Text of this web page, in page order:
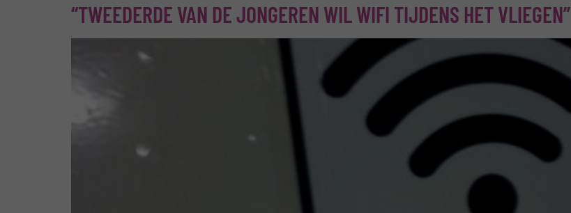
“TWEEDERDE VAN DE JONGEREN WIL WIFI TIJDENS HET VLIEGEN”